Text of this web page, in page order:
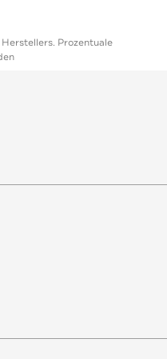
Prozentuale